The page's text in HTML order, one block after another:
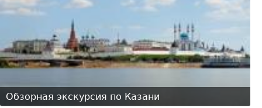
Обзорная экскурсия по Казани